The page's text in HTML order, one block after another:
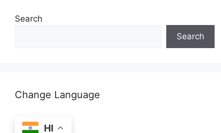
Search
Search
Change Language
HI